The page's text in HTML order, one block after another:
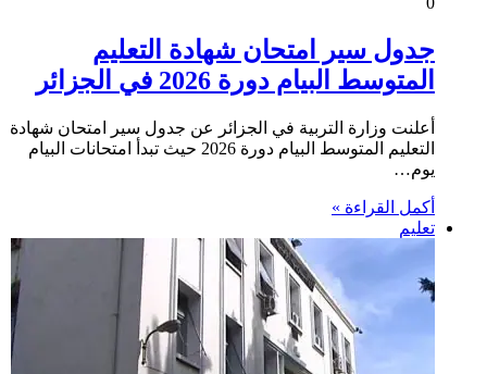
جدول سير امتحان شهادة التعليم
المتوسط البيام دورة 2026 في الجزائر
أعلنت وزارة التربية في الجزائر عن جدول سير امتحان شهادة
التعليم المتوسط البيام دورة 2026 حيث تبدأ امتحانات البيام
يوم…
أكمل القراءة »
تعليم